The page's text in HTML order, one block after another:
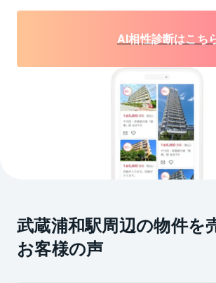
AI相性診断はこち
武蔵浦和駅周辺の物件を
お客様の声